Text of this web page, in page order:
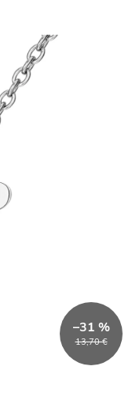
13,70 €
–31 %